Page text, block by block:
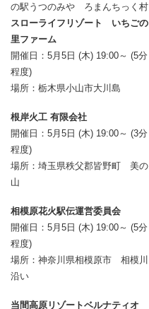
の駅うつのみや ろまんちっく村
スローライフリゾート いちごの
里ファーム
開催日：5月5日 (木) 19:00～ (5分
程度)
場所：栃木県小山市大川島
根岸火工 有限会社
開催日：5月5日 (木) 19:00～ (3分
程度)
場所：埼玉県秩父郡皆野町 美の
山
相模原花火駅伝運営委員会
開催日：5月5日 (木) 19:00～ (5分
程度)
場所：神奈川県相模原市 相模川
沿い
当間高原リゾートベルナティオ